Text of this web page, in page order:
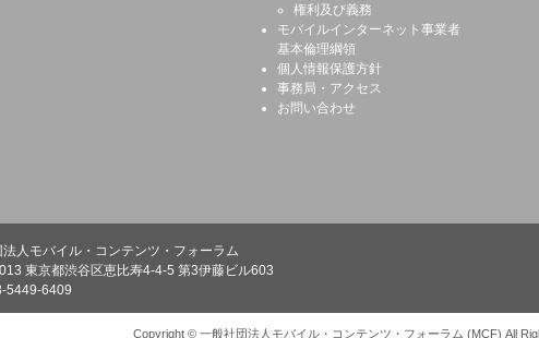
権利及び義務
モバイルインターネット事業者
基本倫理綱領
個人情報保護方針
事務局・アクセス
お問い合わせ
人モバイル・コンテンツ・フォーラム
東京都渋谷区恵比寿4-4-5 第3伊藤ビル603
5449-6409
Copyright © 一般社団法人モバイル・コンテンツ・フォーラム (MCF) All